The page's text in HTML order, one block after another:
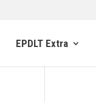
EPDLT Extra